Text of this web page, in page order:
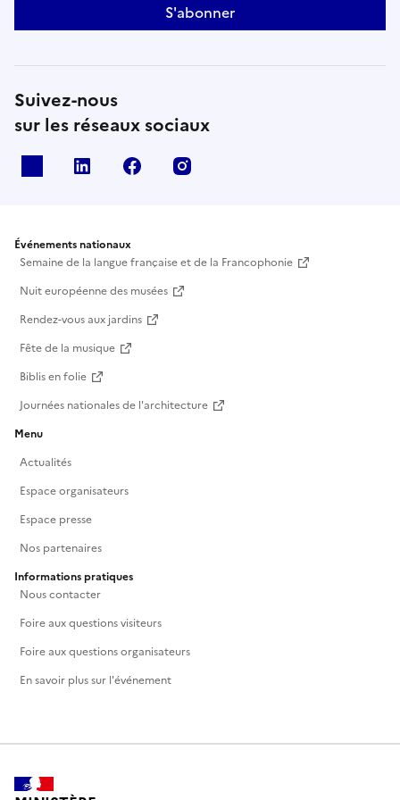
S'abonner
Suivez-nous
sur les réseaux sociaux
Linkedin Facebook
Événements nationaux
Semaine de la langue française et de la Francophonie
Nuit européenne des musées
Rendez-vous aux jardins
Fête de la musique
Biblis en folie
Journées nationales de l'architecture
Menu
Actualités
Espace organisateurs
Espace presse
Nos partenaires
Informations pratiques
Nous contacter
Foire aux questions visiteurs
Foire aux questions organisateurs
En savoir plus sur l'événement